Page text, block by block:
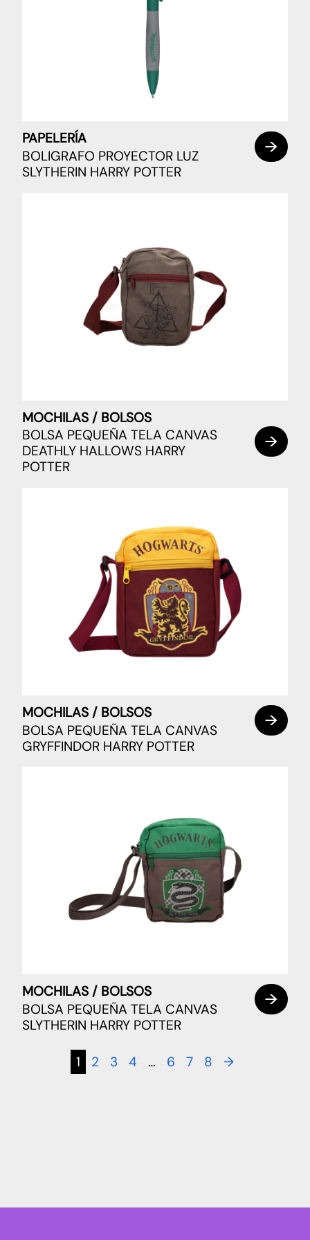
PAPELERÍA
BOLIGRAFO PROYECTOR LUZ
SLYTHERIN HARRY POTTER
MOCHILAS / BOLSOS
BOLSA PEQUEÑA TELA CANVAS
DEATHLY HALLOWS HARRY
POTTER
MOCHILAS / BOLSOS
BOLSA PEQUEÑA TELA CANVAS
GRYFFINDOR HARRY POTTER
MOCHILAS / BOLSOS
BOLSA PEQUEÑA TELA CANVAS
SLYTHERIN HARRY POTTER
1 2 3 4 … 6 7 8 →